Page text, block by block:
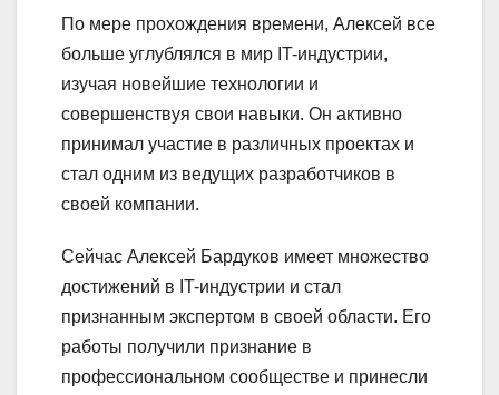
По мере прохождения времени, Алексей все
больше углублялся в мир IT-индустрии,
изучая новейшие технологии и
совершенствуя свои навыки. Он активно
принимал участие в различных проектах и
стал одним из ведущих разработчиков в
своей компании.
Сейчас Алексей Бардуков имеет множество
достижений в IT-индустрии и стал
признанным экспертом в своей области. Его
работы получили признание в
профессиональном сообществе и принесли